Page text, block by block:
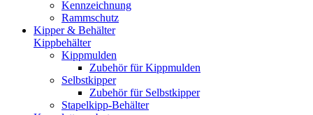
Kennzeichnung
Rammschutz
Kipper & Behälter
Kippbehälter
Kippmulden
Zubehör für Kippmulden
Selbstkipper
Zubehör für Selbstkipper
Stapelkipp-Behälter